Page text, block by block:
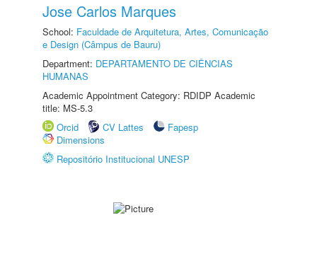
Jose Carlos Marques
School: Faculdade de Arquitetura, Artes, Comunicação
e Design (Câmpus de Bauru)
Department: DEPARTAMENTO DE CIÊNCIAS
HUMANAS
Academic Appointment Category: RDIDP Academic
title: MS-5.3
Orcid
CV Lattes
Fapesp
Dimensions
Repositório Institucional UNESP